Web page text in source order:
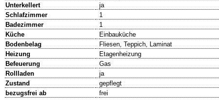
Unterkellert
ja
Schlafzimmer
1
Badezimmer
1
Küche
Einbauküche
Bodenbelag
Fliesen, Teppich, Laminat
Heizung
Etagenheizung
Befeuerung
Gas
Rollladen
ja
Zustand
gepflegt
bezugsfrei ab
frei